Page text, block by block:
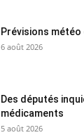
Prévisions météo
6 août 2026
Des députés
médicaments
5 août 2026